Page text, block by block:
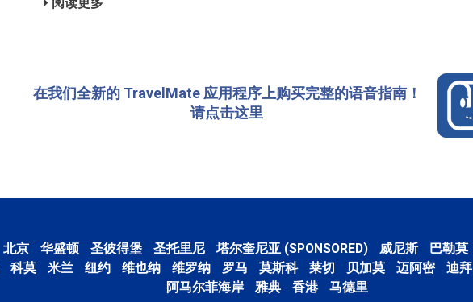
在我们全新的 TravelMate 应用程序上购买完整的语音指南！
请点击这里
北京 华盛顿 圣彼得堡 圣托里尼 塔尔奎尼亚 (SPONSORED) 威尼斯 巴勒莫
科莫 米兰 纽约 维也纳 维罗纳 罗马 莫斯科 莱切 贝加莫 迈阿密 迪拜
阿马尔菲海岸
雅典 香港 马德里